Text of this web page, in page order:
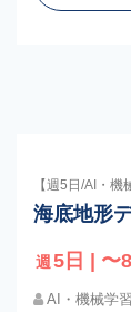
【週5日/AI・機
海底地形
週 5日 | 〜
AI・機械学